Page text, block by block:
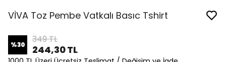
VİVA Toz Pembe Vatkalı Basıc Tshirt
%30 349 TL
244,30 TL